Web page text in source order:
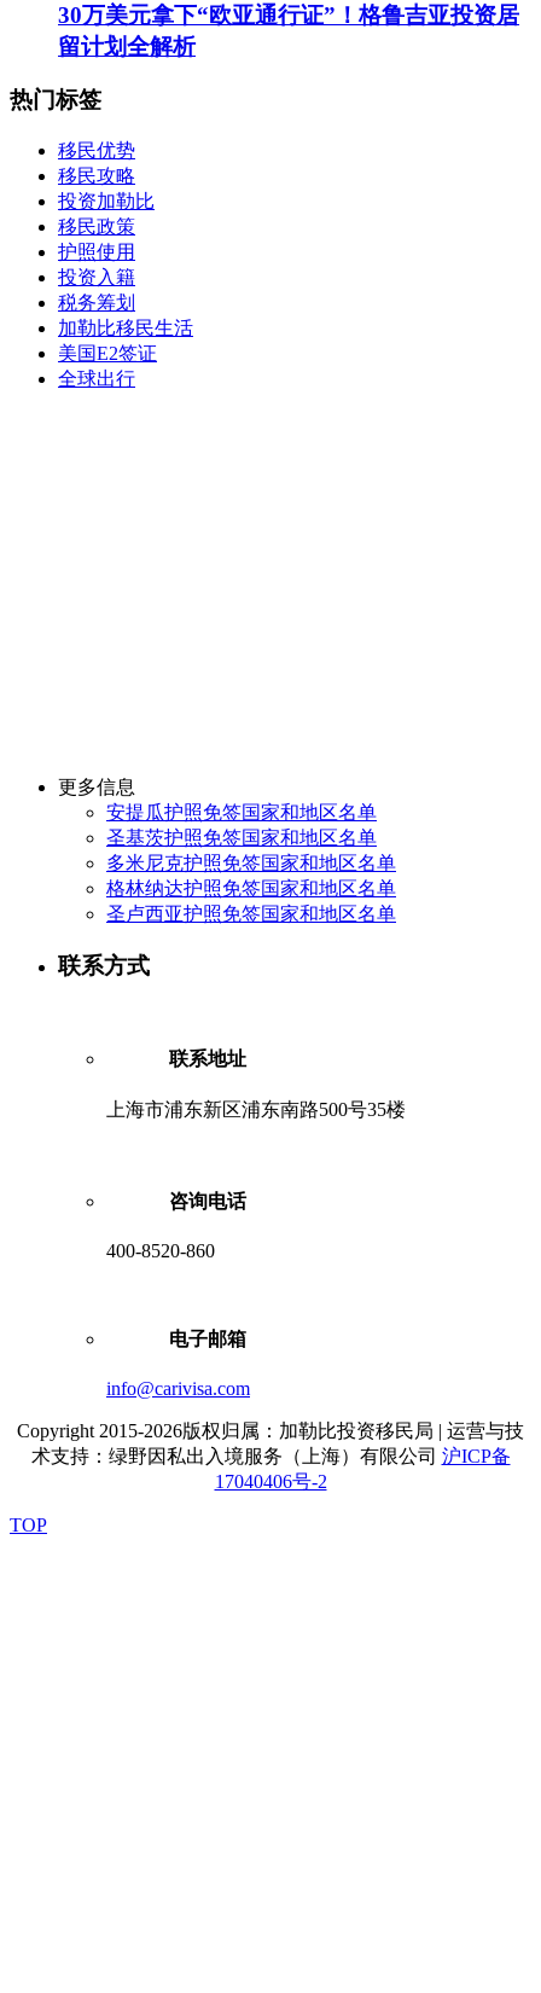
30万美元拿下“欧亚通行证”！格鲁吉亚投资居
留计划全解析
热门标签
移民优势
移民攻略
投资加勒比
移民政策
护照使用
投资入籍
税务筹划
加勒比移民生活
美国E2签证
全球出行
更多信息
安提瓜护照免签国家和地区名单
圣基茨护照免签国家和地区名单
多米尼克护照免签国家和地区名单
格林纳达护照免签国家和地区名单
圣卢西亚护照免签国家和地区名单
联系方式
联系地址
上海市浦东新区浦东南路500号35楼
咨询电话
400-8520-860
电子邮箱
info@carivisa.com
Copyright 2015-2026版权归属：加勒比投资移民局 | 运营与技
术支持：绿野因私出入境服务（上海）有限公司 沪ICP备
17040406号-2
TOP